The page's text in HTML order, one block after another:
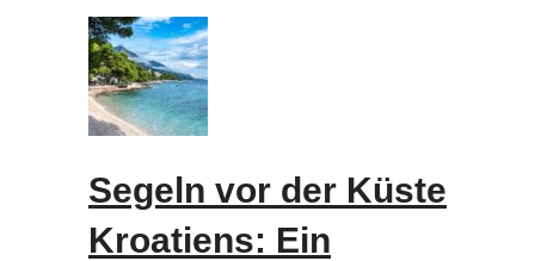
Segeln vor der Küste
Kroatiens: Ein